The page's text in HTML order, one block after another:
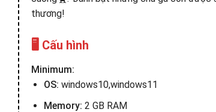
thương!
🖥️ Cấu hình
Minimum:
OS: windows10,windows11
Memory: 2 GB RAM